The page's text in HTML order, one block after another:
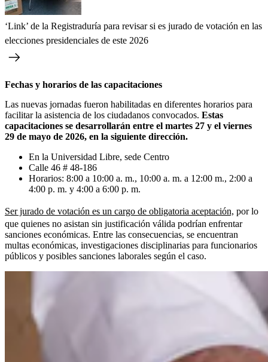
‘Link’ de la Registraduría para revisar si es jurado de votación en las
elecciones presidenciales de este 2026
Fechas y horarios de las capacitaciones
Las nuevas jornadas fueron habilitadas en diferentes horarios para
facilitar la asistencia de los ciudadanos convocados. Estas
capacitaciones se desarrollarán entre el martes 27 y el viernes
29 de mayo de 2026, en la siguiente dirección.
En la Universidad Libre, sede Centro
Calle 46 # 48-186
Horarios: 8:00 a 10:00 a. m., 10:00 a. m. a 12:00 m., 2:00 a
4:00 p. m. y 4:00 a 6:00 p. m.
Ser jurado de votación es un cargo de obligatoria aceptación, por lo
que quienes no asistan sin justificación válida podrían enfrentar
sanciones económicas. Entre las consecuencias, se encuentran
multas económicas, investigaciones disciplinarias para funcionarios
públicos y posibles sanciones laborales según el caso.